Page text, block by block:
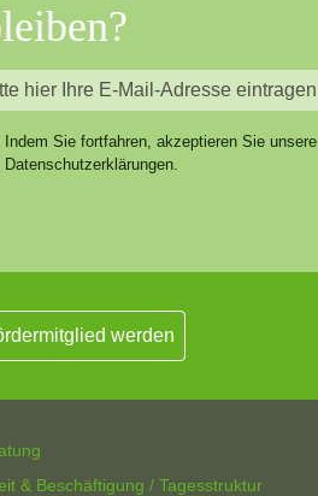
Indem Sie fortfahren, akzeptieren Sie unsere
Datenschutzerklärungen.
werden
& Beschäftigung / Tagesstruktur